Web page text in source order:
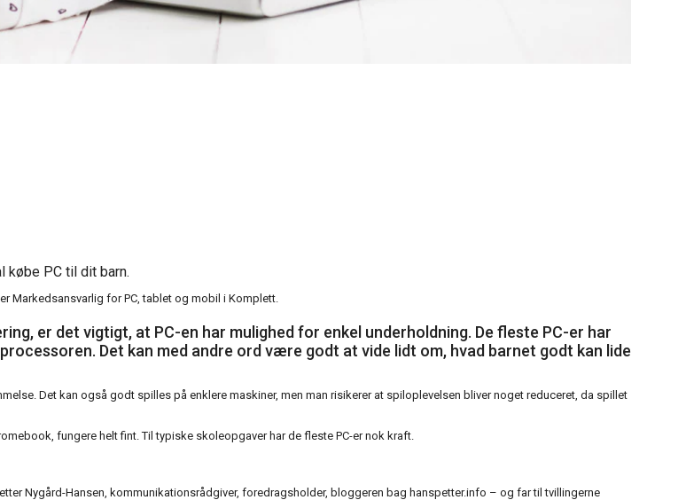
købe PC til dit barn.
Markedsansvarlig for PC, tablet og mobil i Komplett.
er det vigtigt, at PC-en har mulighed for enkel underholdning. De fleste PC-er har
Det kan med andre ord være godt at vide lidt om, hvad barnet godt kan lide
Det kan også godt spilles på enklere maskiner, men man risikerer at spiloplevelsen bliver noget reduceret, da spillet
fungere helt fint. Til typiske skoleopgaver har de fleste PC-er nok kraft.
Nygård-Hansen, kommunikationsrådgiver, foredragsholder, bloggeren bag hanspetter.info – og far til tvillingerne